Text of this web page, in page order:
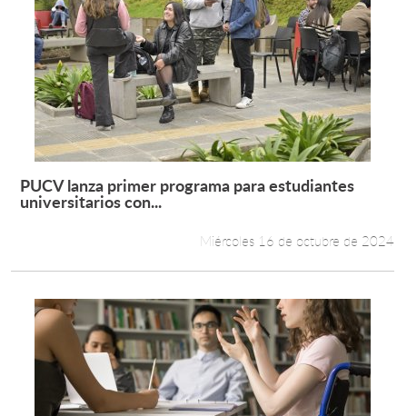
Leer más +
PUCV lanza primer programa para estudiantes
universitarios con...
Miércoles 16 de octubre de 2024